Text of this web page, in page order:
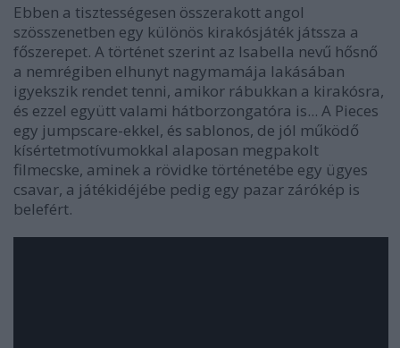
Ebben a tisztességesen összerakott angol
szösszenetben egy különös kirakósjáték játssza a
főszerepet. A történet szerint az Isabella nevű hősnő
a nemrégiben elhunyt nagymamája lakásában
igyekszik rendet tenni, amikor rábukkan a kirakósra,
és ezzel együtt valami hátborzongatóra is... A Pieces
egy jumpscare-ekkel, és sablonos, de jól működő
kísértetmotívumokkal alaposan megpakolt
filmecske, aminek a rövidke történetébe egy ügyes
csavar, a játékidéjébe pedig egy pazar zárókép is
belefért.